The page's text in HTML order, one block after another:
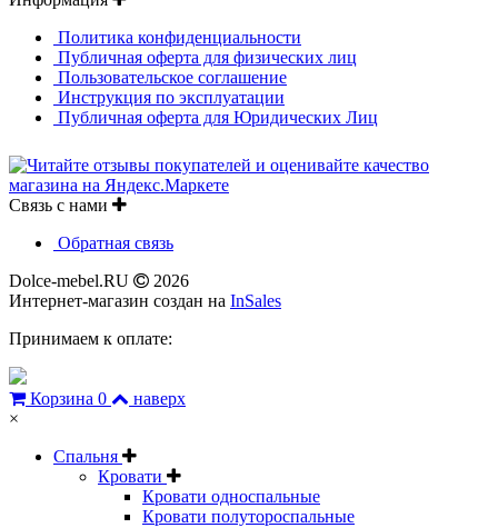
Политика конфиденциальности
Публичная оферта для физических лиц
Пользовательское соглашение
Инструкция по эксплуатации
Публичная оферта для Юридических Лиц
Связь с нами
Обратная связь
Dolce-mebel.RU
2026
Интернет-магазин создан на InSales
Принимаем к оплате:
Корзина 0
наверх
×
Спальня
Кровати
Кровати односпальные
Кровати полутороспальные